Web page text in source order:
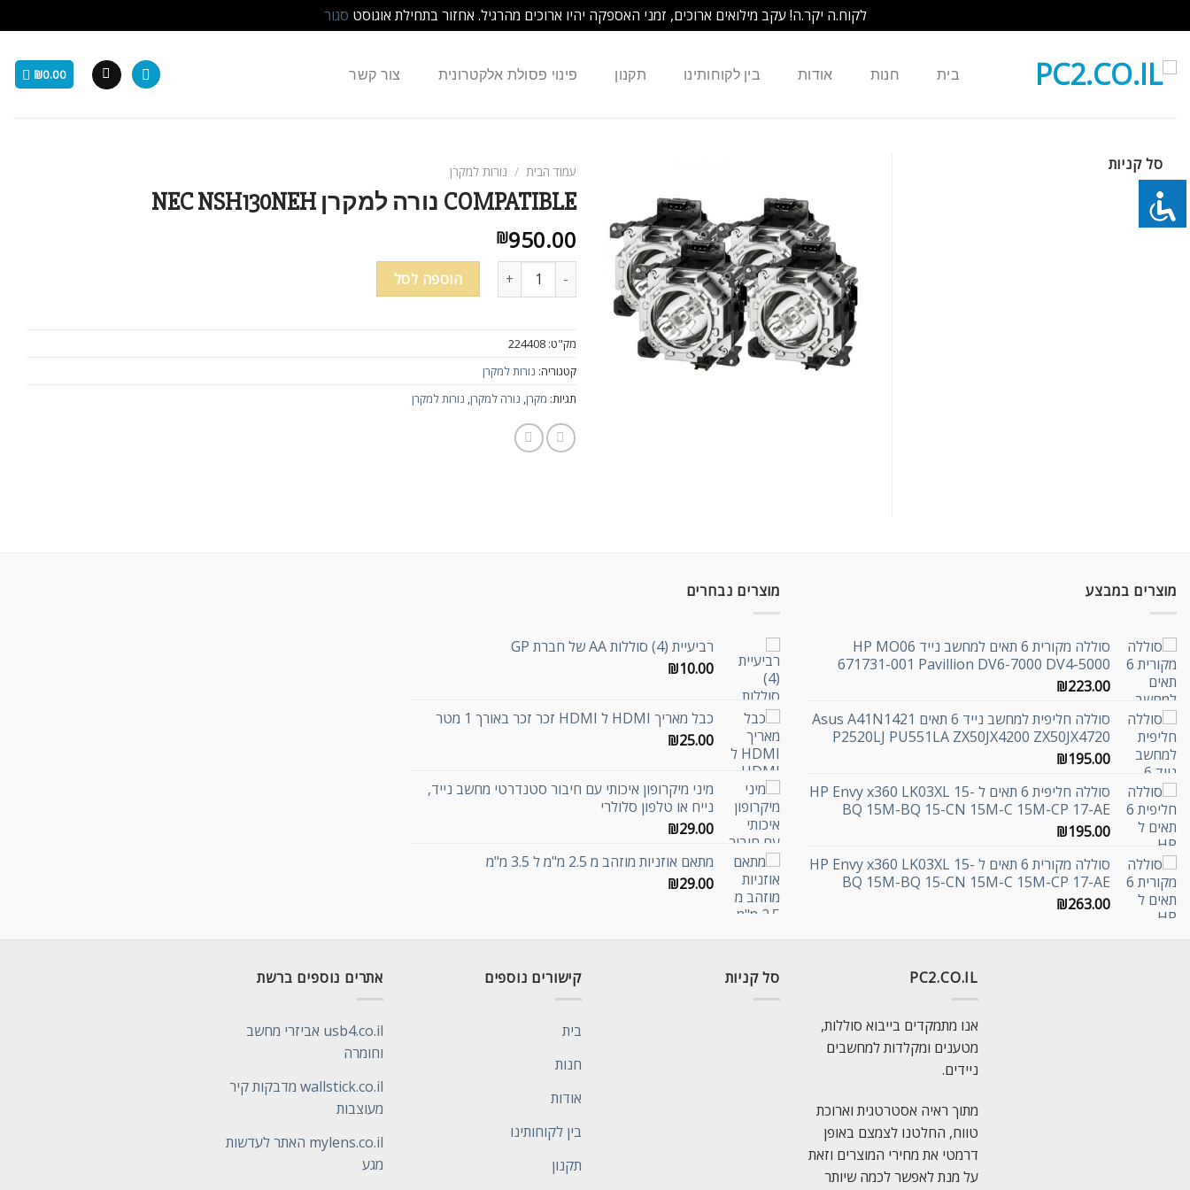
לקוח.ה יקר.ה! עקב מילואים ארוכים, זמני האספקה יהיו ארוכים מהרגיל. אחזור בתחילת אוגוסט סגור
content
בית חנות אודות בין לקוחותינו תקנון פינוי פסולת אלקטרונית צור קשר ₪0.00
סל קניות עמוד הבית / נורות למקרן
COMPATIBLE נורה למקרן NEC NSH130NEH
₪950.00
הוספה לסל
מק"ט: 224408
קטגוריה: נורות למקרן
תגיות: מקרן, נורה למקרן, נורות למקרן
מוצרים במבצע
סוללה מקורית 6 תאים למחשב נייד HP MO06
671731-001 Pavillion DV6-7000 DV4-5000
₪223.00
סוללה חליפית למחשב נייד 6 תאים Asus A41N1421
P2520LJ PU551LA ZX50JX4200 ZX50JX4720
₪195.00
סוללה חליפית 6 תאים ל HP Envy x360 LK03XL 15-
BQ 15M-BQ 15-CN 15M-C 15M-CP 17-AE
₪195.00
סוללה מקורית 6 תאים ל HP Envy x360 LK03XL 15-
BQ 15M-BQ 15-CN 15M-C 15M-CP 17-AE
₪263.00
מוצרים נבחרים
רביעיית (4) סוללות AA של חברת GP
₪10.00
כבל מאריך HDMI ל HDMI זכר זכר באורך 1 מטר
₪25.00
מיני מיקרופון איכותי עם חיבור סטנדרטי מחשב נייד,
נייח או טלפון סלולרי
₪29.00
מתאם אוזניות מוזהב מ 2.5 מ"מ ל 3.5 מ"מ
₪29.00
PC2.CO.IL
אנו מתמקדים בייבוא סוללות,
מטענים ומקלדות למחשבים
ניידים.
מתוך ראיה אסטרטגית וארוכת
טווח, החלטנו לצמצם באופן
דרמטי את מחירי המוצרים וזאת
על מנת לאפשר לכמה שיותר
סל קניות קישורים נוספים
בית
חנות
אודות
בין לקוחותינו
תקנון
אתרים נוספים ברשת
usb4.co.il אביזרי מחשב
וחומרה
wallstick.co.il מדבקות קיר
מעוצבות
mylens.co.il האתר לעדשות
מגע